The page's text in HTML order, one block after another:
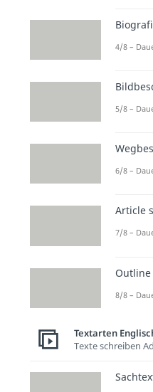
4/8 –
5/8 –
6/8 –
Article
7/8 –
8/8 –
Textarten
Texte schreiben